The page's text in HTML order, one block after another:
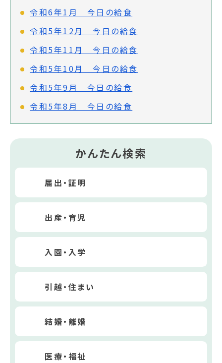
令和6年1月 今日の給食
令和5年12月 今日の給食
令和5年11月 今日の給食
令和5年10月 今日の給食
令和5年9月 今日の給食
令和5年8月 今日の給食
かんたん検索
届出・証明
出産・育児
入園・入学
引越・住まい
結婚・離婚
医療・福祉